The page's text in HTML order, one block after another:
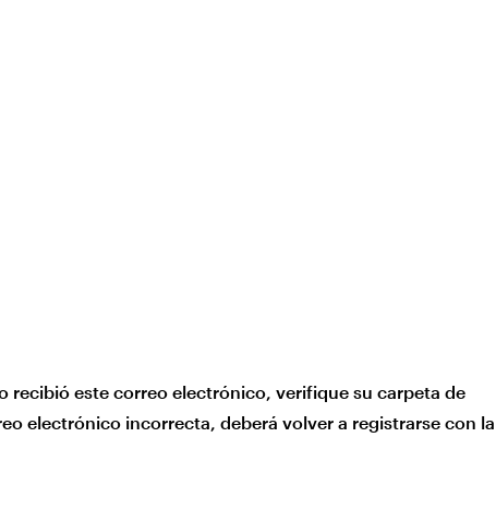
recibió este correo electrónico, verifique su carpeta de
electrónico incorrecta, deberá volver a registrarse con la